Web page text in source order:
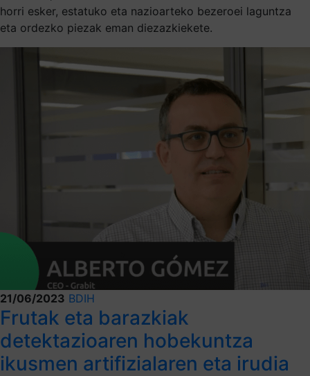
horri esker, estatuko eta nazioarteko bezeroei laguntza
eta ordezko piezak eman diezazkiekete.
21/06/2023 BDIH
Frutak eta barazkiak
detektazioaren hobekuntza
ikusmen artifizialaren eta irudia